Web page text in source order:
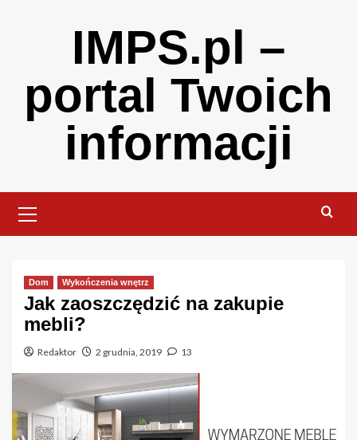
IMPS.pl –
portal Twoich
informacji
Menu
Dom Wykończenia wnętrz
Jak zaoszczędzić na zakupie
mebli?
Redaktor 2 grudnia, 2019 13